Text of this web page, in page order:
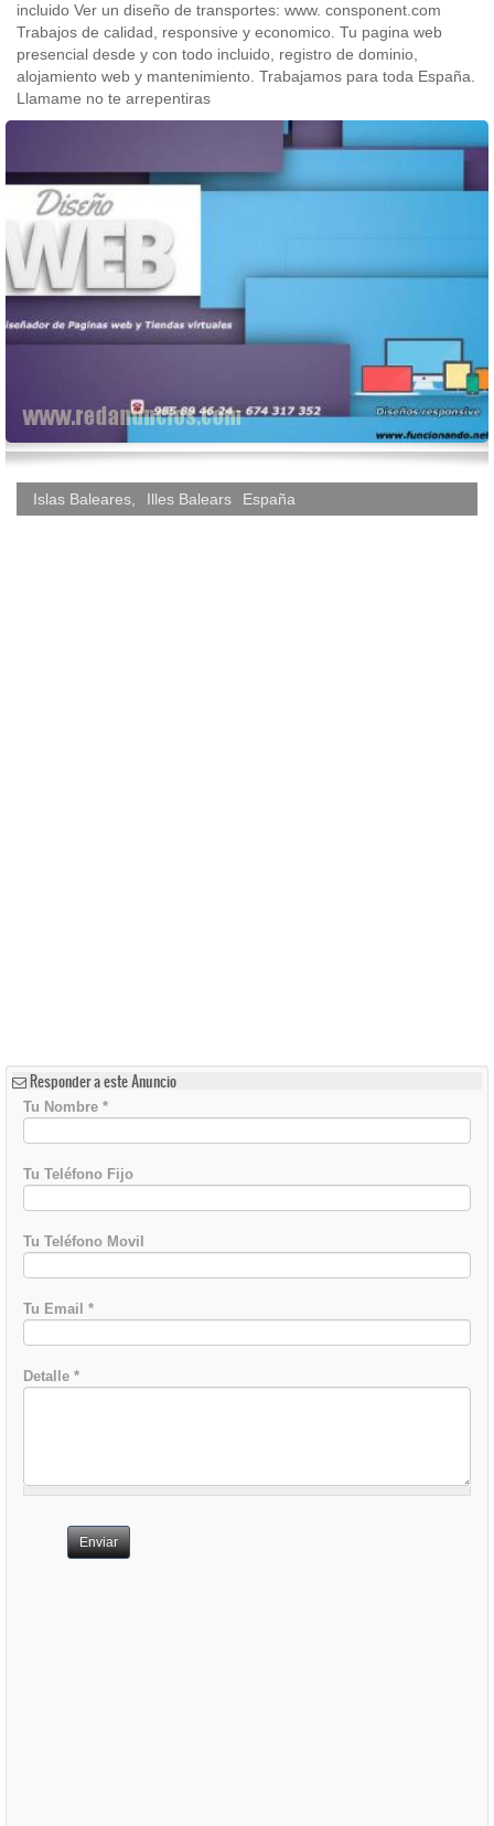
incluido Ver un diseño de transportes: www. consponent.com
Trabajos de calidad, responsive y economico. Tu pagina web
presencial desde y con todo incluido, registro de dominio,
alojamiento web y mantenimiento. Trabajamos para toda España.
Llamame no te arrepentiras
Islas Baleares Illes Balears España
Responder a este Anuncio
Tu Nombre *
Tu Teléfono Fijo
Tu Teléfono Movil
Tu Email *
Detalle *
Enviar